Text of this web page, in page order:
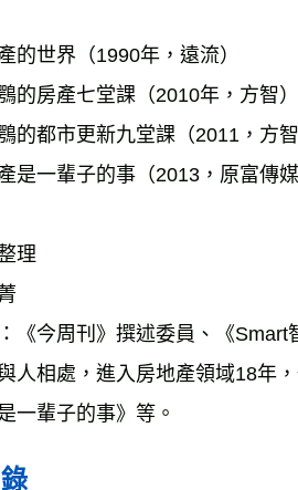
的世界（1990年，遠流）
的房產七堂課（2010年，方智）
的都市更新九堂課（2011，方智
是一輩子的事（2013，原富傳媒
理
《今周刊》撰述委員、《Smart
人相處，進入房地產領域18年
一輩子的事》等。